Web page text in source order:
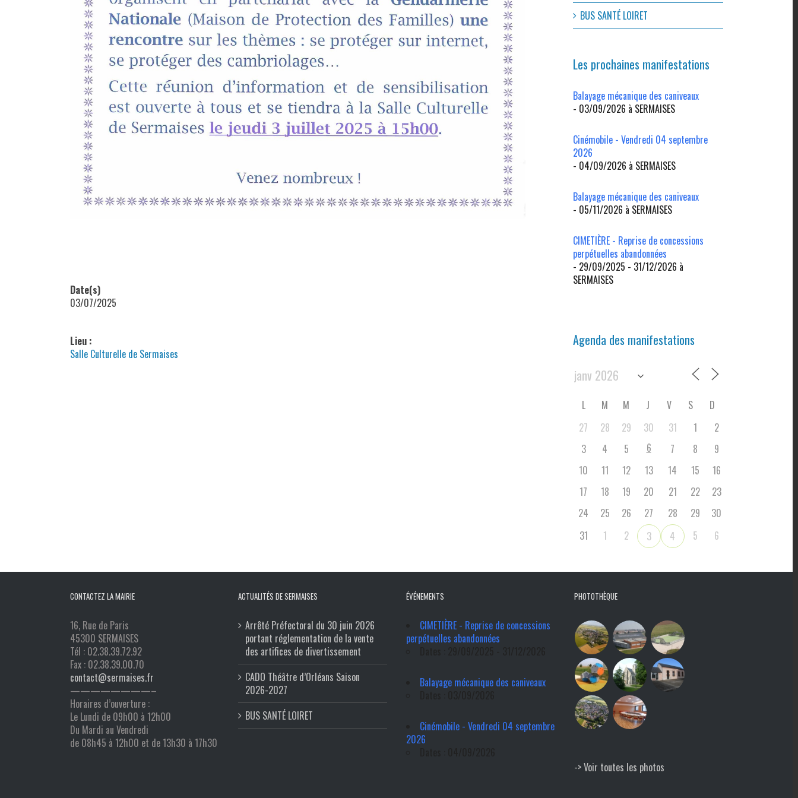
Date(s)
03/07/2025
Lieu :
Salle Culturelle de Sermaises
BUS SANTÉ LOIRET
Les prochaines manifestations
Balayage mécanique des caniveaux
- 03/09/2026 à SERMAISES
Cinémobile - Vendredi 04 septembre
2026
- 04/09/2026 à SERMAISES
Balayage mécanique des caniveaux
- 05/11/2026 à SERMAISES
CIMETIÈRE - Reprise de concessions
perpétuelles abandonnées
- 29/09/2025 - 31/12/2026 à
SERMAISES
Agenda des manifestations
L M M J V S
D
27
28 29 30 31 1
2
3
4 5 6 7 8
9
10
11 12 13 14 15
16
17
18 19 20 21 22
23
24
25 26 27 28 29
30
31
1 2 3 4 5 6
CONTACTEZ LA MAIRIE
16, Rue de Paris
45300 SERMAISES
Tél : 02.38.39.72.92
Fax : 02.38.39.00.70
contact@sermaises.fr
————————–
Horaires d’ouverture :
Le Lundi de 09h00 à 12h00
Du Mardi au Vendredi
de 08h45 à 12h00 et de 13h30 à 17h30
ACTUALITÉS DE SERMAISES
Arrêté Préfectoral du 30 juin 2026
portant réglementation de la vente
des artifices de divertissement
CADO Théâtre d’Orléans Saison
2026-2027
BUS SANTÉ LOIRET
ÉVÉNEMENTS
CIMETIÈRE - Reprise de concessions
perpétuelles abandonnées
Balayage mécanique des caniveaux
Cinémobile - Vendredi 04 septembre
2026
PHOTOTHÈQUE
-> Voir toutes les photos